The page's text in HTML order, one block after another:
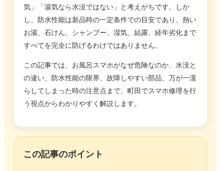
気」「湯気なら水没ではない」と考えがちです。しか
し、防水性能は新品時の一定条件での目安であり、熱い
お湯、石けん、シャンプー、湿気、結露、経年劣化まで
すべてを完全に防げるわけではありません。
この記事では、お風呂スマホがなぜ危険なのか、水没と
の違い、防水性能の限界、故障しやすい部品、万が一濡
らしてしまった時の注意点まで、町田でスマホ修理を行
う視点からわかりやすく解説します。
この記事のポイント